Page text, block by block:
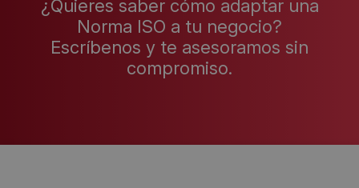
¿Quieres saber cómo adaptar una
Norma ISO a tu negocio?
Escríbenos y te asesoramos sin
compromiso.